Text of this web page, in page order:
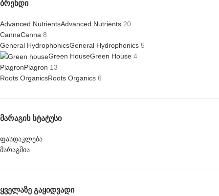
ᲑᲠᲔᲜᲓᲘ
Advanced NutrientsAdvanced Nutrients 20
CannaCanna 8
General HydrophonicsGeneral Hydrophonics 5
Green HouseGreen House 4
PlagronPlagron 13
Roots OrganicsRoots Organics 6
ᲛᲐᲠᲐᲒᲘᲡ ᲡᲢᲐᲢᲣᲡᲘ
ფასდაკლება
მარაგშია
ᲧᲕᲔᲚᲐᲖᲔ ᲒᲐᲧᲘᲓᲕᲐᲓᲘ